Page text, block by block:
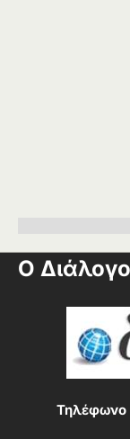
Ο
Τηλέφωνο